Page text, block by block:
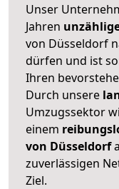
Unser
Jahren
von Düsseldorf
dürfen und ist
Ihren
Durch unsere
Umzugssektor
einem
von Düsseldorf
zuverlässigen
Ziel.